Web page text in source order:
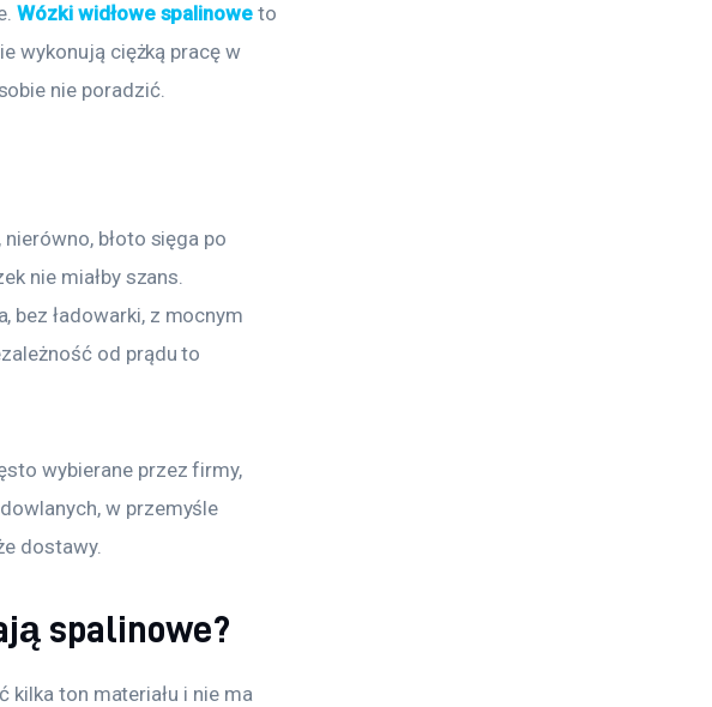
Wózki widłowe spalinowe to
wykonują ciężką pracę w
nie poradzić.
błoto sięga po
nie miałby szans.
bez ładowarki, z mocnym
od prądu to
wybierane przez firmy,
w przemyśle
dostawy.
spalinowe?
ton materiału i nie ma